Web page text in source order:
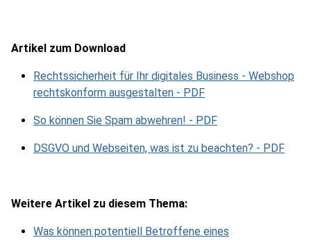
Artikel zum Download
Rechtssicherheit für Ihr digitales Business - Webshop
rechtskonform ausgestalten - PDF
So können Sie Spam abwehren! - PDF
DSGVO und Webseiten, was ist zu beachten? - PDF
Weitere Artikel zu diesem Thema:
Was können potentiell Betroffene eines